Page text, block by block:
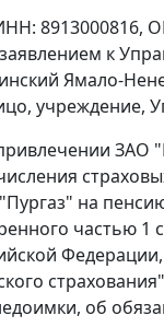
8913000816,
к
Ямало-
учреждение,
ЗАО
на
частью 1
об